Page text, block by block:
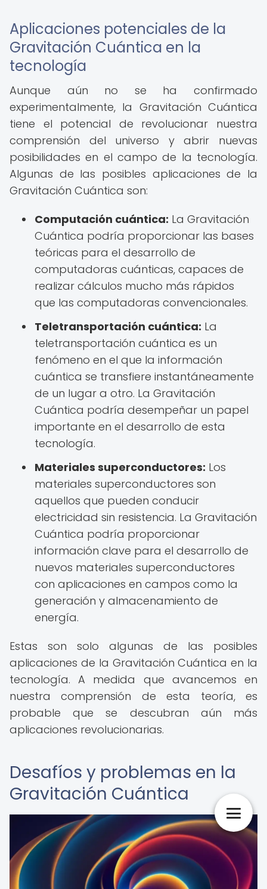
Aplicaciones potenciales de la
Gravitación Cuántica en la
tecnología
Aunque aún no se ha confirmado
experimentalmente, la Gravitación Cuántica
tiene el potencial de revolucionar nuestra
comprensión del universo y abrir nuevas
posibilidades en el campo de la tecnología.
Algunas de las posibles aplicaciones de la
Gravitación Cuántica son:
Computación cuántica: La Gravitación
Cuántica podría proporcionar las bases
teóricas para el desarrollo de
computadoras cuánticas, capaces de
realizar cálculos mucho más rápidos
que las computadoras convencionales.
Teletransportación cuántica: La
teletransportación cuántica es un
fenómeno en el que la información
cuántica se transfiere instantáneamente
de un lugar a otro. La Gravitación
Cuántica podría desempeñar un papel
importante en el desarrollo de esta
tecnología.
Materiales superconductores: Los
materiales superconductores son
aquellos que pueden conducir
electricidad sin resistencia. La Gravitación
Cuántica podría proporcionar
información clave para el desarrollo de
nuevos materiales superconductores
con aplicaciones en campos como la
generación y almacenamiento de
energía.
Estas son solo algunas de las posibles
aplicaciones de la Gravitación Cuántica en la
tecnología. A medida que avancemos en
nuestra comprensión de esta teoría, es
probable que se descubran aún más
aplicaciones revolucionarias.
Desafíos y problemas en la
Gravitación Cuántica